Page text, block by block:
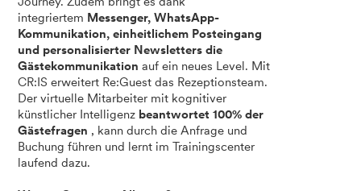
integriertem Messenger, WhatsApp-
Kommunikation, einheitlichem Posteingang
und personalisierter Newsletters die
Gästekommunikation auf ein neues Level. Mit
CR:IS erweitert Re:Guest das Rezeptionsteam.
Der virtuelle Mitarbeiter mit kognitiver
künstlicher Intelligenz beantwortet 100% der
Gästefragen , kann durch die Anfrage und
Buchung führen und lernt im Trainingscenter
laufend dazu.